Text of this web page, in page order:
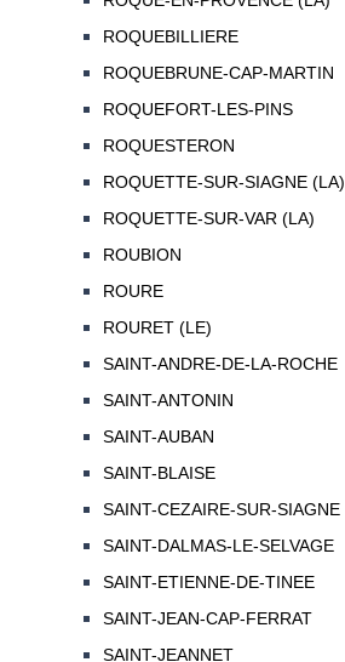
ROQUEBILLIERE
ROQUEBRUNE-CAP-MARTIN
ROQUEFORT-LES-PINS
ROQUESTERON
ROQUETTE-SUR-SIAGNE (LA)
ROQUETTE-SUR-VAR (LA)
ROUBION
ROURE
ROURET (LE)
SAINT-ANDRE-DE-LA-ROCHE
SAINT-ANTONIN
SAINT-AUBAN
SAINT-BLAISE
SAINT-CEZAIRE-SUR-SIAGNE
SAINT-DALMAS-LE-SELVAGE
SAINT-ETIENNE-DE-TINEE
SAINT-JEAN-CAP-FERRAT
SAINT-JEANNET